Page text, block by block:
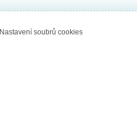
Nastavení soubrů cookies